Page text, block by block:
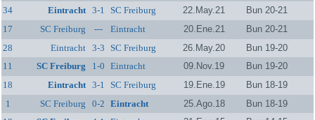
34
Eintracht 3-1 SC Freiburg 22.May.21
Bun 20-21
17
SC Freiburg --- Eintracht 20.Ene.21
Bun 20-21
28
Eintracht 3-3 SC Freiburg 26.May.20
Bun 19-20
11
SC Freiburg 1-0 Eintracht 09.Nov.19
Bun 19-20
18
Eintracht 3-1 SC Freiburg 19.Ene.19
Bun 18-19
1
SC Freiburg 0-2 Eintracht 25.Ago.18
Bun 18-19